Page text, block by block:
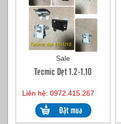
Sale
Tecmic Dẹt 1.2-1.10
Liên hệ: 0972.415.267